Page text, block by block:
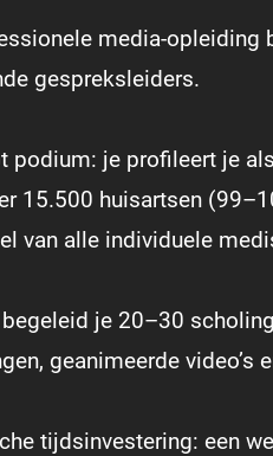
media-opleiding
gespreksleiders.
podium: je profileert je
15.500 huisartsen
van alle individuele
je 20–30
geanimeerde video’s
tijdsinvestering: een